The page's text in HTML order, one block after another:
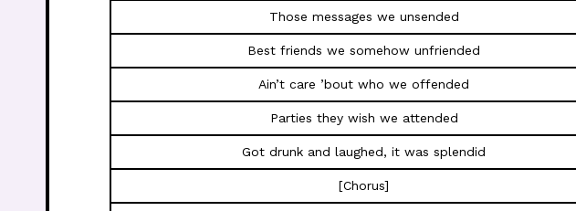
Those messages we unsended
Best friends we somehow unfriended
Ain’t care ’bout who we offended
Parties they wish we attended
Got drunk and laughed, it was splendid
[Chorus]